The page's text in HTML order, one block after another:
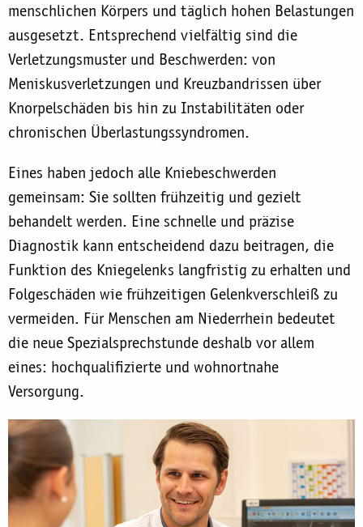
menschlichen Körpers und täglich hohen Belastungen
ausgesetzt. Entsprechend vielfältig sind die
Verletzungsmuster und Beschwerden: von
Meniskusverletzungen und Kreuzbandrissen über
Knorpelschäden bis hin zu Instabilitäten oder
chronischen Überlastungssyndromen.
Eines haben jedoch alle Kniebeschwerden
gemeinsam: Sie sollten frühzeitig und gezielt
behandelt werden. Eine schnelle und präzise
Diagnostik kann entscheidend dazu beitragen, die
Funktion des Kniegelenks langfristig zu erhalten und
Folgeschäden wie frühzeitigen Gelenkverschleiß zu
vermeiden. Für Menschen am Niederrhein bedeutet
die neue Spezialsprechstunde deshalb vor allem
eines: hochqualifizierte und wohnortnahe
Versorgung.